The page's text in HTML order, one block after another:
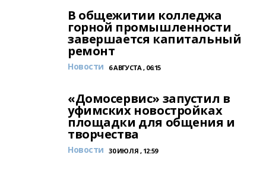
В общежитии колледжа
горной промышленности
завершается капитальный
ремонт
Новости 6 АВГУСТА , 06:15
«Домосервис» запустил в
уфимских новостройках
площадки для общения и
творчества
Новости 30 ИЮЛЯ , 12:59